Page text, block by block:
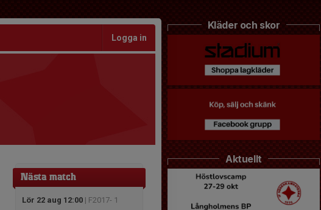
Logga in
Nästa match
Lör 22 aug 12:00 | F2017- 1
Kläder och skor
Aktuellt